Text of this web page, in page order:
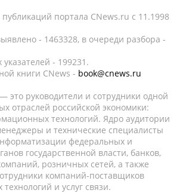
портала CNews.ru c 11.1998
- 1463328, в очереди разбора -
- 199231.
книги CNews - book@cnews.ru
это руководители и сотрудники одной
отраслей российской экономики:
технологий. Ядро аудитории
и технические специалисты
федеральных и
государственной власти, банков,
розничных сетей, а также
компаний-поставщиков
и услуг связи.